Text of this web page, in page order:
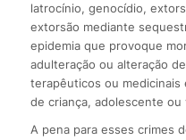
latrocínio, genocídio,
extorsão mediante
epidemia que provoque
adulteração ou alteração
terapêuticos ou
de criança, adolescente ou
A pena para esses crimes